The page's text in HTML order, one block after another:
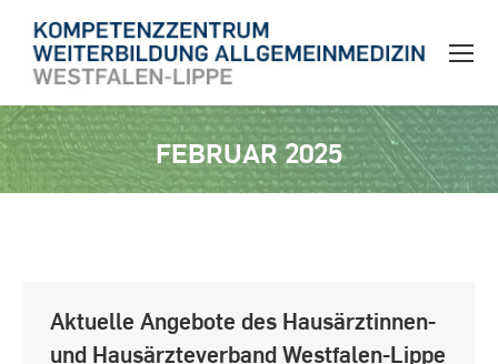
FEBRUAR 2025
Sie befinden sich hier:
Aktuelle Angebote des Hausärztinnen-
und Hausärzteverband Westfalen-Lippe